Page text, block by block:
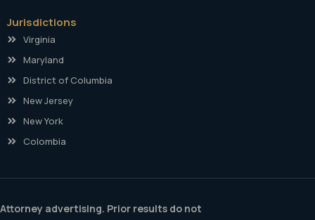
Jurisdictions
Virginia
Maryland
District of Columbia
New Jersey
New York
Colombia
Attorney advertising. Prior results do not